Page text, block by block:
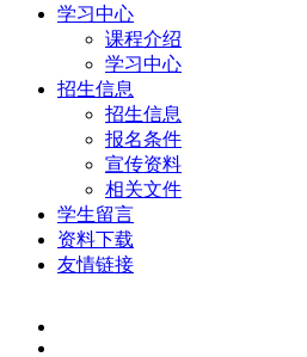
学习中心
课程介绍
学习中心
招生信息
招生信息
报名条件
宣传资料
相关文件
学生留言
资料下载
友情链接